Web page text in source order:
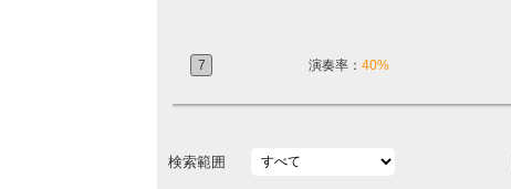
7 演奏率： 40%
検索範囲